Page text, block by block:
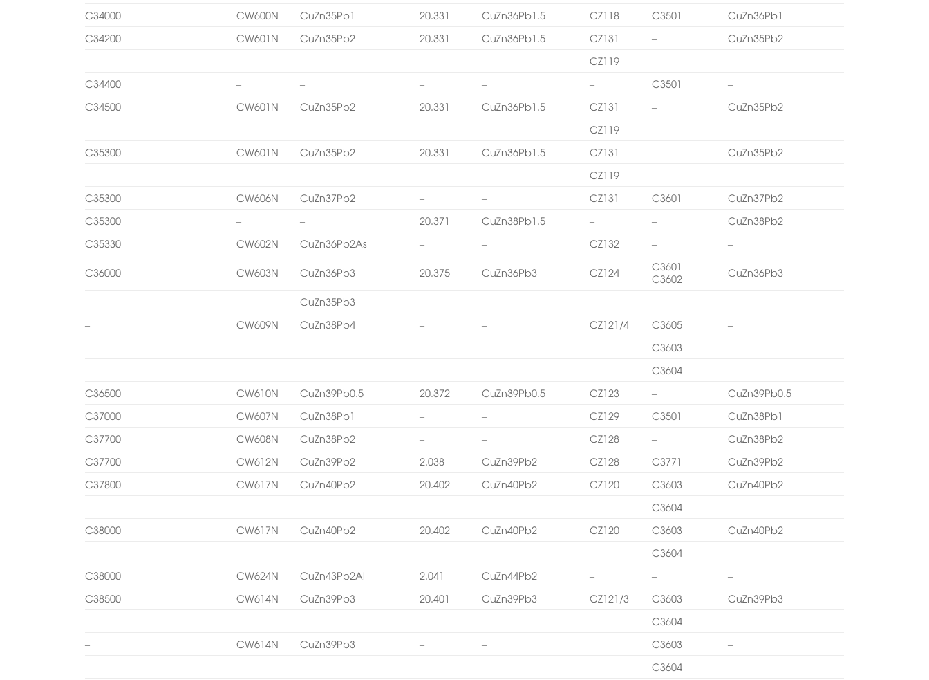
C34000
CW600N CuZn35Pb1 20.331 CuZn36Pb1.5 CZ118 C3501
CuZn36Pb1
C34200
CW601N CuZn35Pb2 20.331 CuZn36Pb1.5 CZ131 –
CuZn35Pb2
CZ119
C34400
– – – – – C3501
–
C34500
CW601N CuZn35Pb2 20.331 CuZn36Pb1.5 CZ131 –
CuZn35Pb2
CZ119
C35300
CW601N CuZn35Pb2 20.331 CuZn36Pb1.5 CZ131 –
CuZn35Pb2
CZ119
C35300
CW606N CuZn37Pb2 – – CZ131 C3601
CuZn37Pb2
C35300
– – 20.371 CuZn38Pb1.5 – –
CuZn38Pb2
C35330
CW602N CuZn36Pb2As – – CZ132 – –
C36000 CW603N CuZn36Pb3 20.375 CuZn36Pb3 CZ124
C3601
C3602
CuZn36Pb3
CuZn35Pb3
–
CW609N CuZn38Pb4 – – CZ121/4 C3605
–
–
– – – – – C3603
–
C3604
C36500
CW610N CuZn39Pb0.5 20.372 CuZn39Pb0.5 CZ123 –
CuZn39Pb0.5
C37000
CW607N CuZn38Pb1 – – CZ129 C3501
CuZn38Pb1
C37700
CW608N CuZn38Pb2 – – CZ128 –
CuZn38Pb2
C37700
CW612N CuZn39Pb2 2.038 CuZn39Pb2 CZ128 C3771
CuZn39Pb2
C37800
CW617N CuZn40Pb2 20.402 CuZn40Pb2 CZ120 C3603
CuZn40Pb2
C3604
C38000
CW617N CuZn40Pb2 20.402 CuZn40Pb2 CZ120 C3603
CuZn40Pb2
C3604
C38000
CW624N CuZn43Pb2Al 2.041 CuZn44Pb2 – –
–
C38500
CW614N CuZn39Pb3 20.401 CuZn39Pb3 CZ121/3 C3603
CuZn39Pb3
C3604
–
CW614N CuZn39Pb3 – – C3603
–
C3604